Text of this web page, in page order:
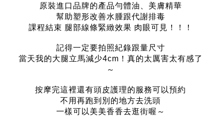
原裝進口品牌的產品勻體油、美膚精華
幫助塑形改善水腫跟代謝排毒
課程結束 腿部線條緊緻效果 肉眼可見！！！
記得一定要拍照紀錄跟量尺寸
當天我的大腿立馬減少4cm！真的太厲害太有感了
～
按摩完這裡還有頭皮護理的服務可以預約
不用再跑到別的地方去洗頭
一樣可以美美香香去逛街喔～